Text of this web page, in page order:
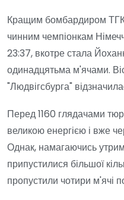
Кращим бомбардиром
чинним чемпіонкам
23:37, вкотре стала
одинадцятьма м'ячами.
"Людвігсбурга"
Перед 1160 глядачами
великою енергією і вже
Однак, намагаючись
припустилися більшої
пропустили чотири м'ячі